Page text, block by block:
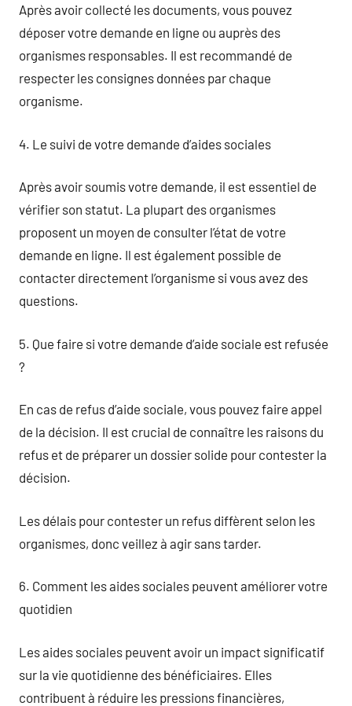
Après avoir collecté les documents, vous pouvez
déposer votre demande en ligne ou auprès des
organismes responsables. Il est recommandé de
respecter les consignes données par chaque
organisme.
4. Le suivi de votre demande d’aides sociales
Après avoir soumis votre demande, il est essentiel de
vérifier son statut. La plupart des organismes
proposent un moyen de consulter l’état de votre
demande en ligne. Il est également possible de
contacter directement l’organisme si vous avez des
questions.
5. Que faire si votre demande d’aide sociale est refusée
?
En cas de refus d’aide sociale, vous pouvez faire appel
de la décision. Il est crucial de connaître les raisons du
refus et de préparer un dossier solide pour contester la
décision.
Les délais pour contester un refus diffèrent selon les
organismes, donc veillez à agir sans tarder.
6. Comment les aides sociales peuvent améliorer votre
quotidien
Les aides sociales peuvent avoir un impact significatif
sur la vie quotidienne des bénéficiaires. Elles
contribuent à réduire les pressions financières,